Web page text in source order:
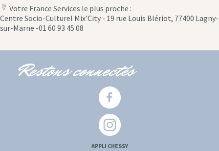
location
icon
Votre France Services le plus proche :
Centre Socio-Culturel Mix’City - 19 rue Louis Blériot, 77400 Lagny-
sur-Marne -01 60 93 45 08
Restons connectés
APPLI CHESSY